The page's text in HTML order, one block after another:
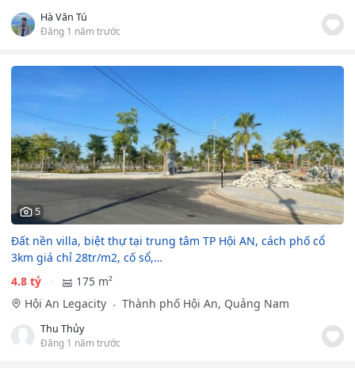
Hà Văn Tú
Đăng 1 năm trước
5
Đất nền villa, biệt thự tại trung tâm TP Hội AN, cách phố cổ
3km giá chỉ 28tr/m2, cố sổ,…
4.8 tỷ
175 m²
Hội An Legacity
Thành phố Hội An, Quảng Nam
Thu Thủy
Đăng 1 năm trước